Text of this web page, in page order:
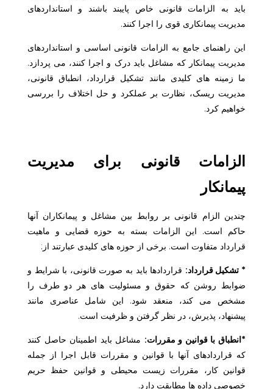
باید به الزامات قانونی خاص پایبند باشند و استانداردهای
مدیریت پیمانکاری قوی را اجرا کنند.
این راهنمای جامع به الزامات قانونی اساسی و استانداردهای
مدیریت پیمانکار که مشاغل باید درک و اجرا کنند، می پردازد.
ما زمینه های کلیدی مانند تشکیل قرارداد، انطباق قانونی،
مدیریت ریسک، نظارت بر عملکرد و حل اختلاف را بررسی
خواهیم کرد.
الزامات قانونی برای مدیریت
پیمانکار
چندین الزام قانونی بر روابط بین مشاغل و پیمانکاران آنها
حاکم است. این الزامات بسته به حوزه قضایی و ماهیت
قرارداد متفاوت است. برخی از حوزه های کلیدی عبارتند از:
* تشکیل قرارداد: قراردادها باید به صورت قانونی، با شرایط و
ضوابط روشن که حقوق و مسئولیت های هر دو طرف را
مشخص می کند، منعقد شود. این شامل عناصری مانند
پیشنهاد، پذیرش، در نظر گرفتن و ظرفیت است.
*انطباق با قوانین و مقررات: مشاغل باید اطمینان حاصل کنند
که قراردادهای آنها با قوانین و مقررات قابل اجرا از جمله
قوانین کار، مقررات زیست محیطی و قوانین حفظ حریم
خصوصی داده ها مطابقت دارد.